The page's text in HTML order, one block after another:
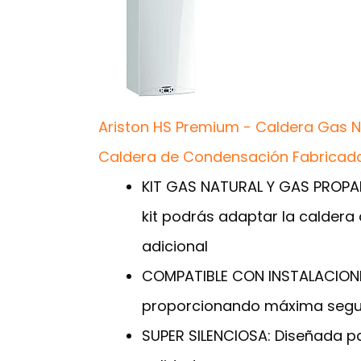
Ariston HS Premium - Caldera Gas
Caldera de Condensación
KIT GAS NATURAL Y GAS
kit podrás adaptar la caldera
adicional
COMPATIBLE CON
proporcionando máxima
SUPER SILENCIOSA: